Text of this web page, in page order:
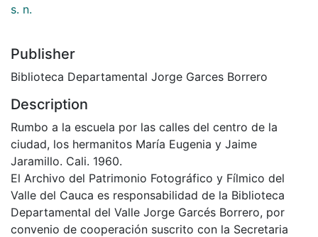
s. n.
Publisher
Biblioteca Departamental Jorge Garces Borrero
Description
Rumbo a la escuela por las calles del centro de la
ciudad, los hermanitos María Eugenia y Jaime
Jaramillo. Cali. 1960.
El Archivo del Patrimonio Fotográfico y Fílmico del
Valle del Cauca es responsabilidad de la Biblioteca
Departamental del Valle Jorge Garcés Borrero, por
convenio de cooperación suscrito con la Secretaria